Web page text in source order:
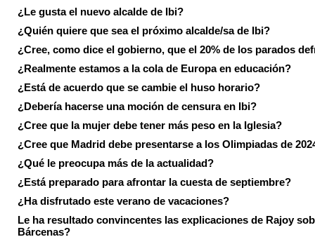
¿Le gusta el nuevo alcalde de Ibi?
¿Quién quiere que sea el próximo alcalde/sa de Ibi?
¿Cree, como dice el gobierno, que el 20% de los parados
¿Realmente estamos a la cola de Europa en educación?
¿Está de acuerdo que se cambie el huso horario?
¿Debería hacerse una moción de censura en Ibi?
¿Cree que la mujer debe tener más peso en la Iglesia?
¿Cree que Madrid debe presentarse a los Olimpiadas de
¿Qué le preocupa más de la actualidad?
¿Está preparado para afrontar la cuesta de septiembre?
¿Ha disfrutado este verano de vacaciones?
Le ha resultado convincentes las explicaciones de Rajoy
Bárcenas?